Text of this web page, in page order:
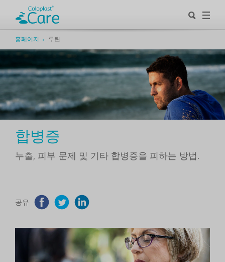
홈페이지 루틴
합병증
누출, 피부 문제 및 기타 합병증을 피하는 방법.
공유